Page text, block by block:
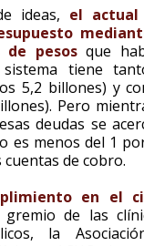
ideas, el actual
de pesosque
tiene
5,2 billones) y
Pero
deudas se
es menos del 1
cuentas de cobro.
en el
gremio de las
la